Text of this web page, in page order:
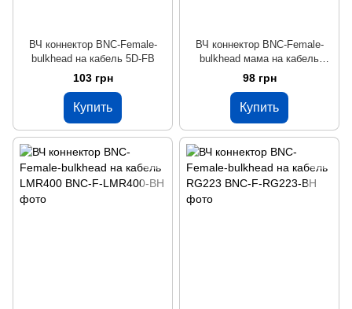
ВЧ коннектор BNC-Female-
bulkhead на кабель 5D-FB
103 грн
Купить
ВЧ коннектор BNC-Female-
bulkhead мама на кабель
LMR240
98 грн
Купить